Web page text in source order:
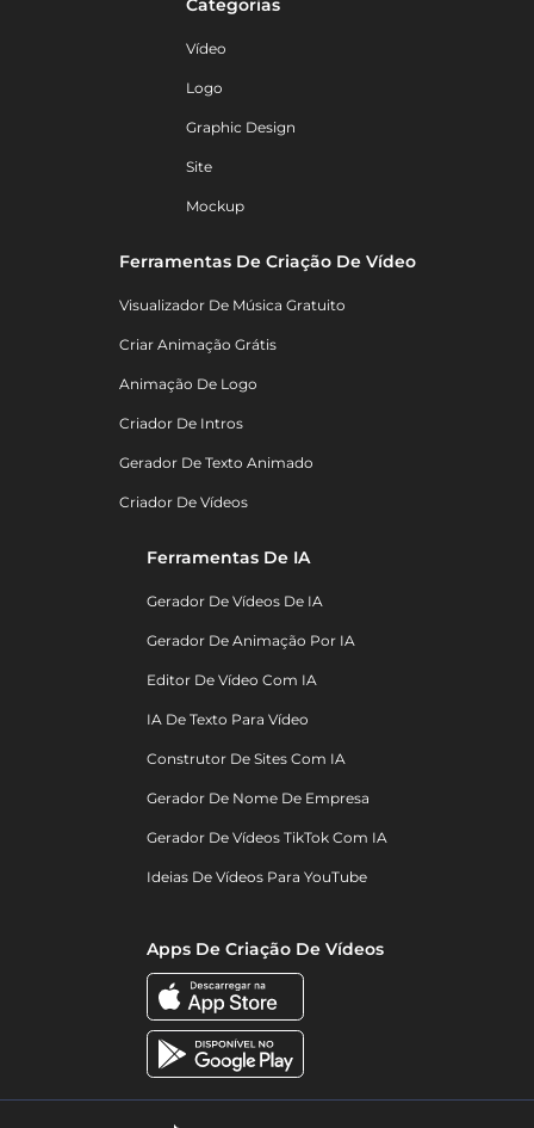
Vídeo
Logo
Graphic Design
Site
Mockup
Ferramentas De Criação De Vídeo
Visualizador De Música Gratuito
Criar Animação Grátis
Animação De Logo
Criador De Intros
Gerador De Texto Animado
Criador De Vídeos
Ferramentas De IA
Gerador De Vídeos De IA
Gerador De Animação Por IA
Editor De Vídeo Com IA
IA De Texto Para Vídeo
Construtor De Sites Com IA
Gerador De Nome De Empresa
Gerador De Vídeos TikTok Com IA
Ideias De Vídeos Para YouTube
Apps De Criação De Vídeos